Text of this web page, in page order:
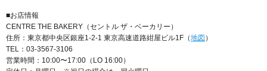
■お店情報
CENTRE THE BAKERY（セントル ザ・ベーカリー）
住所：東京都中央区銀座1-2-1 東京高速道路紺屋ビル1F（地図 ）
TEL：03-3567-3106
営業時間：10:00〜17:00（LO 16:00）